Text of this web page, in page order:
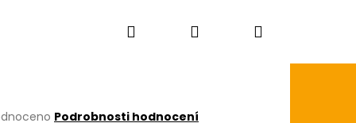
Hledat PřihlášeníNákupní
Podrobnosti hodnocení